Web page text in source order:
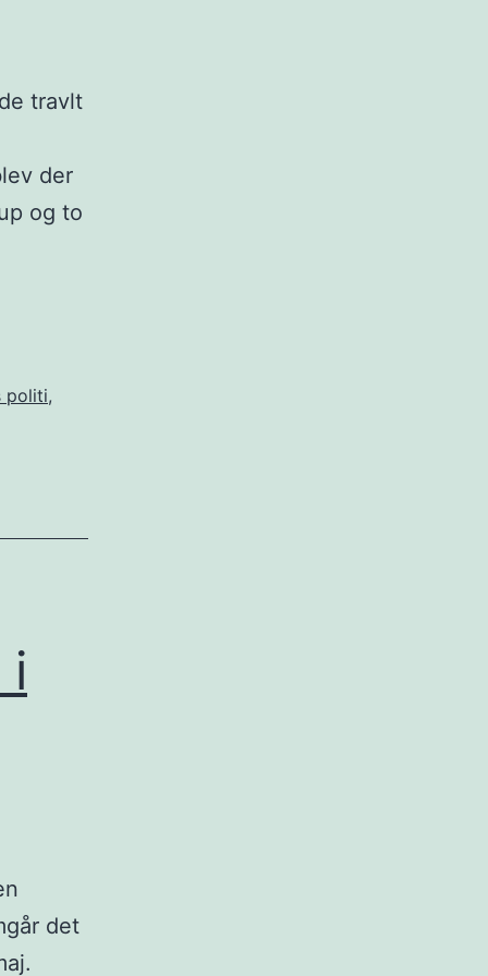
travlt
der
og to
politi,
i
det